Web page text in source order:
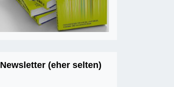
Newsletter (eher selten)